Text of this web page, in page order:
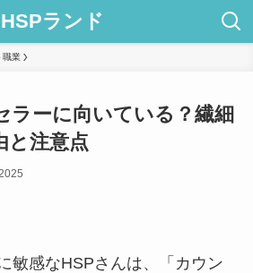
HSPランド
職業
ラーに向いている？繊細
と注意点
敏感なHSPさんは、「カウン